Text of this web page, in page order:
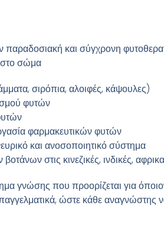
παραδοσιακή και σύγχρονη
στο σώμα
σιρόπια, αλοιφές, κάψουλες)
φυτών
φαρμακευτικών φυτών
και ανοσοποιητικό σύστημα
στις κινεζικές, ινδικές,
γνώσης που προορίζεται για
ώστε κάθε αναγνώστης